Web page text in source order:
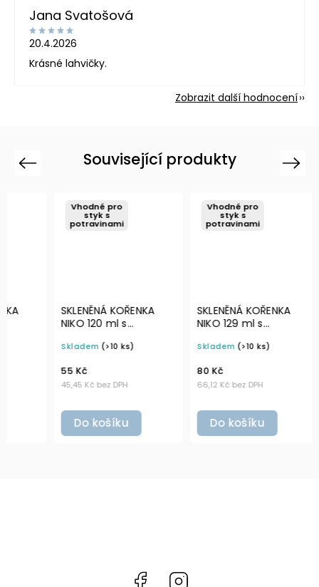
Jana Svatošová
20.4.2026
Krásné lahvičky.
Zobrazit další hodnocení
Související produkty
Previous
Vhodné pro
potravinami
SKLENĚNÁ KOŘENKA
NIKO 120 ml s
šejkrem (7 otvorů)
(>10 ks)
45,45 Kč bez DPH
Do košíku
Vhodné pro
potravinami
SKLENĚNÁ KOŘENKA
NIKO 129 ml s
černým mlýnkem
(>10 ks)
66,12 Kč bez DPH
Do košíku
BÍLÁ
Next
Facebook